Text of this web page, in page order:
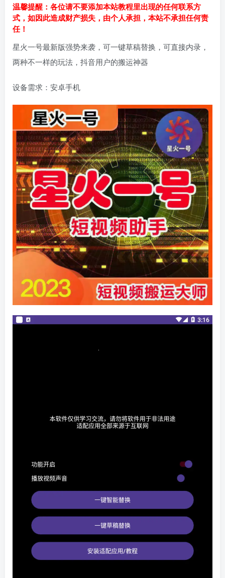
温馨提醒：各位请不要添加本站教程里出现的任何联系方
式，如因此造成财产损失，由个人承担，本站不承担任何责
任！
星火一号最新版强势来袭，可一键草稿替换，可直接内录，
两种不一样的玩法，抖音用户的搬运神器
设备需求：安卓手机